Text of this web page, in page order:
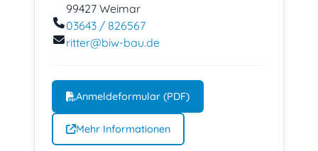
99427 Weimar
03643 / 826567
ritter@biw-bau.de
Anmeldeformular (PDF)
Mehr Informationen